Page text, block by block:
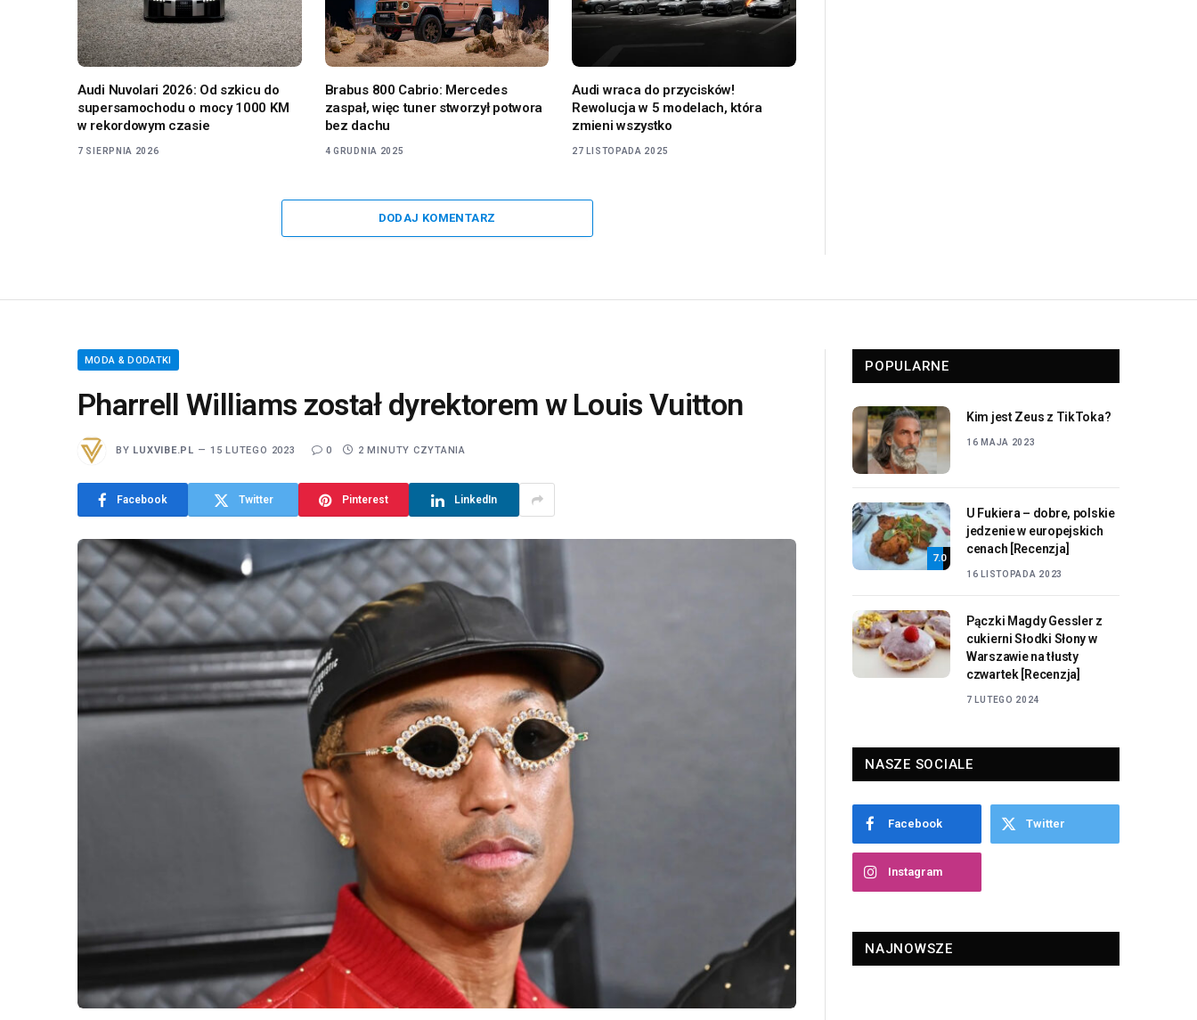
Audi Nuvolari 2026: Od szkicu do
supersamochodu o mocy 1000 KM
w rekordowym czasie
7 SIERPNIA 2026
Brabus 800 Cabrio: Mercedes
zaspał, więc tuner stworzył potwora
bez dachu
4 GRUDNIA 2025
Audi wraca do przycisków!
Rewolucja w 5 modelach, która
zmieni wszystko
27 LISTOPADA 2025
DODAJ KOMENTARZ
MODA & DODATKI
Pharrell Williams został dyrektorem w Louis Vuitton
BY LUXVIBE.PL 15 LUTEGO 2023 0 2 MINUTY CZYTANIA
Facebook Twitter Pinterest LinkedIn
POPULARNE
Kim jest Zeus z TikToka?
16 MAJA 2023
7.0
U Fukiera – dobre, polskie
jedzenie w europejskich
cenach [Recenzja]
16 LISTOPADA 2023
Pączki Magdy Gessler z
cukierni Słodki Słony w
Warszawie na tłusty
czwartek [Recenzja]
7 LUTEGO 2024
NASZE SOCIALE
Facebook Twitter
Instagram
NAJNOWSZE